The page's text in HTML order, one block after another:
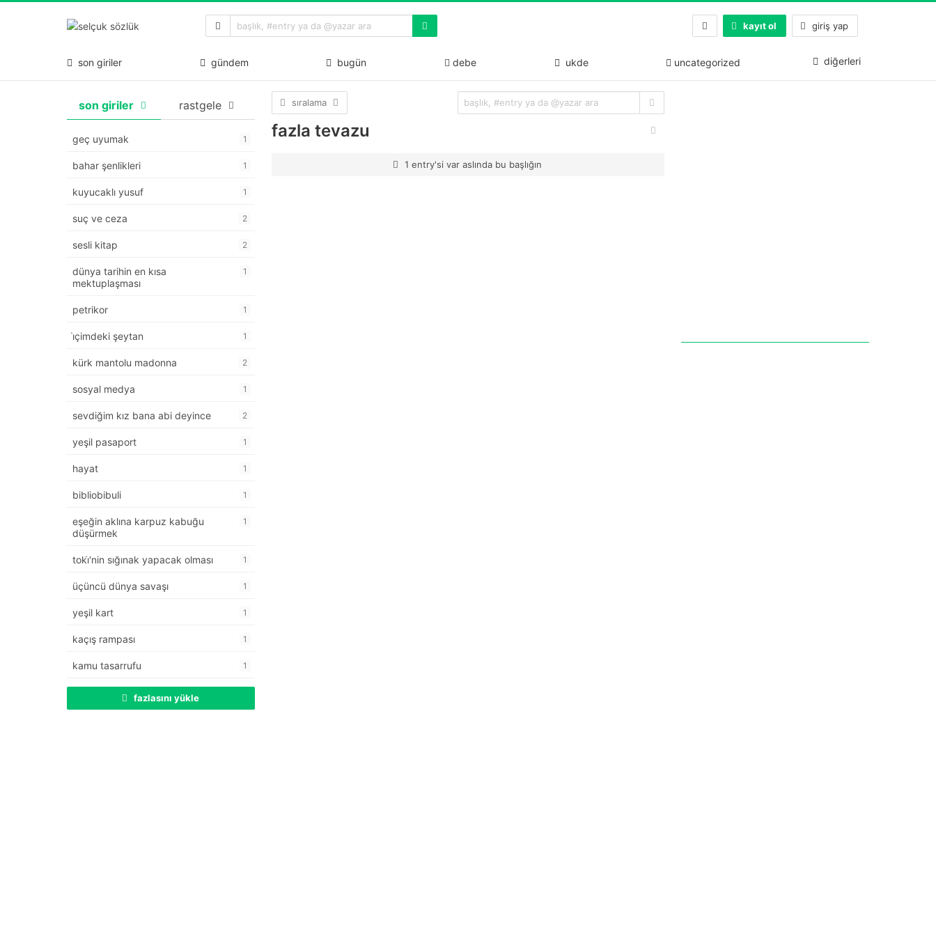
kayıt ol giriş yap
son giriler gündem bugün debe ukde uncategorized diğerleri
son giriler rastgele
geç uyumak 1
bahar şenlikleri 1
kuyucaklı yusuf 1
suç ve ceza 2
sesli kitap 2
dünya tarihin en kısa
mektuplaşması
1
petrikor 1
i̇çimdeki şeytan 1
kürk mantolu madonna 2
sosyal medya 1
sevdiğim kız bana abi deyince 2
yeşil pasaport 1
hayat 1
bibliobibuli 1
eşeğin aklına karpuz kabuğu
düşürmek
1
toki̇'nin sığınak yapacak olması 1
üçüncü dünya savaşı 1
yeşil kart 1
kaçış rampası 1
kamu tasarrufu 1
fazlasını yükle
sıralama
fazla tevazu
1 entry'si var aslında bu başlığın